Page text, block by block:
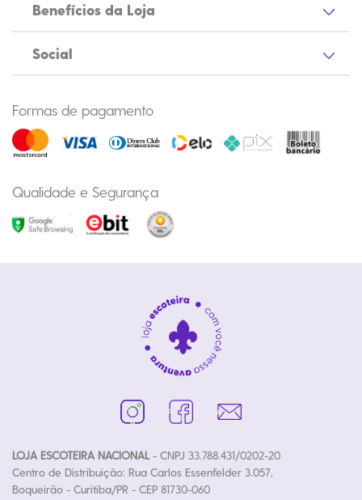
Benefícios da Loja
Social
Formas de pagamento
Qualidade e Segurança
LOJA ESCOTEIRA NACIONAL- CNPJ 33.788.431/0202-20
Centro de Distribuição: Rua Carlos Essenfelder 3.057,
Boqueirão - Curitiba/PR - CEP 81730-060